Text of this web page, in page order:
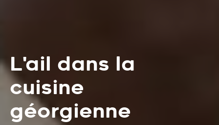
L'ail dans la
cuisine
géorgienne